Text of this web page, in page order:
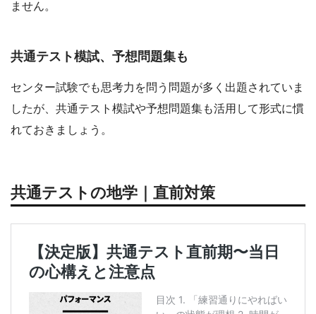
ません。
共通テスト模試、予想問題集も
センター試験でも思考力を問う問題が多く出題されていま
したが、共通テスト模試や予想問題集も活用して形式に慣
れておきましょう。
共通テストの地学｜直前対策